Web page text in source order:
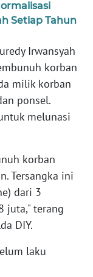
Setiap Tahun
Irwansyah
korban
milik korban
ponsel.
melunasi
korban
Tersangka ini
dari 3
juta," terang
DIY.
laku